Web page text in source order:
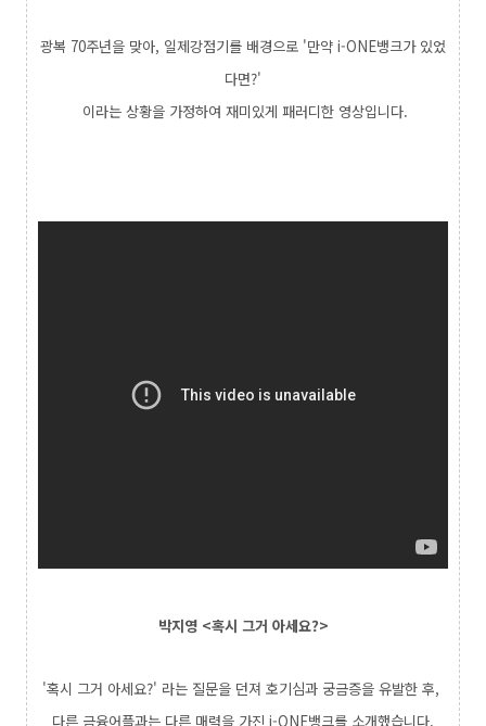
광복 70주년을 맞아, 일제강점기를 배경으로 '만약 i-ONE뱅크가 있었
다면?'
이라는 상황을 가정하여 재미있게 패러디한 영상입니다.
박지영 <혹시 그거 아세요?>
'혹시 그거 아세요?' 라는 질문을 던져 호기심과 궁금증을 유발한 후,
다른 금융어플과는 다른 매력을 가진 i-ONE뱅크를 소개했습니다.